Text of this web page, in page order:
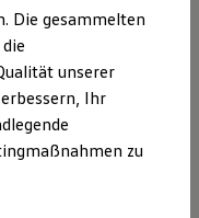
Nutzfahrzeuge
Die gesammelten
unserer
Ihr
zu